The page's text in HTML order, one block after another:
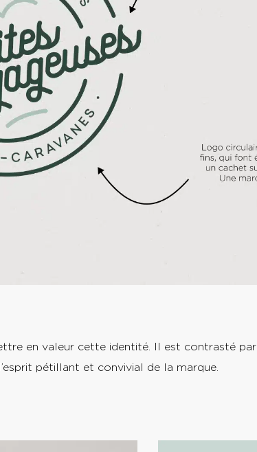
en valeur cette identité. Il est contrasté par
pétillant et convivial de la marque.